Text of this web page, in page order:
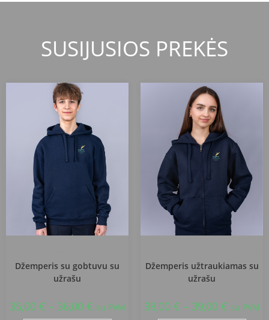
SUSIJUSIOS PREKĖS
Džemperis su gobtuvu su
užrašu
35,00 € – 36,00 € su PVM
Džemperis užtraukiamas su
užrašu
38,00 € – 39,00 € su PVM